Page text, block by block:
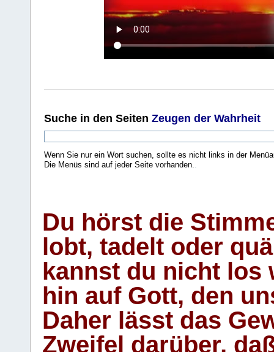
Suche in den Seiten Zeugen der Wahrheit
Wenn Sie nur ein Wort suchen, sollte es nicht links in der
Die Menüs sind auf jeder Seite vorhanden..
Du hörst die
lobt, tadelt oder
kannst du nicht los
hin auf Gott, den
Daher lässt das
Zweifel darüber,